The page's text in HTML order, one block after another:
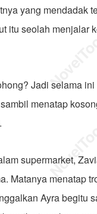
yang mendadak
itu seolah menjalar
Jadi selama
menatap
supermarket,
Matanya menatap
Ayra begitu